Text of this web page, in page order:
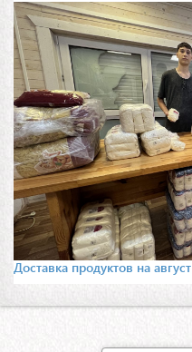
Доставка продуктов на август